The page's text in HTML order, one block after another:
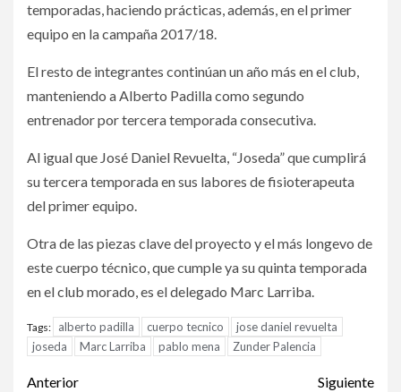
temporadas, haciendo prácticas, además, en el primer
equipo en la campaña 2017/18.
El resto de integrantes continúan un año más en el club,
manteniendo a Alberto Padilla como segundo
entrenador por tercera temporada consecutiva.
Al igual que José Daniel Revuelta, “Joseda” que cumplirá
su tercera temporada en sus labores de fisioterapeuta
del primer equipo.
Otra de las piezas clave del proyecto y el más longevo de
este cuerpo técnico, que cumple ya su quinta temporada
en el club morado, es el delegado Marc Larriba.
Tags: alberto padilla cuerpo tecnico
jose daniel revuelta
joseda
Marc Larriba pablo mena Zunder Palencia
Anterior
Siguiente